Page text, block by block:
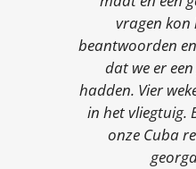
vragen kon
beantwoorden
dat we er
hadden. Vier
in het vliegtuig.
onze Cuba